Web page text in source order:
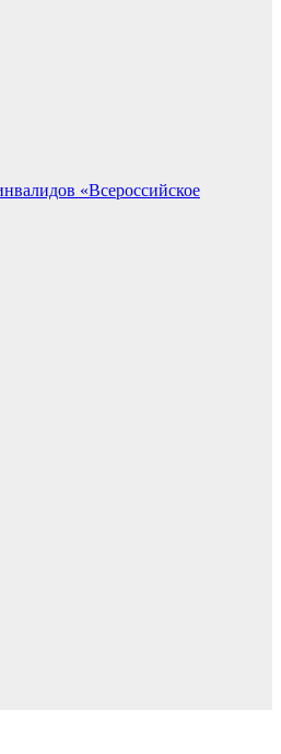
«Всероссийское